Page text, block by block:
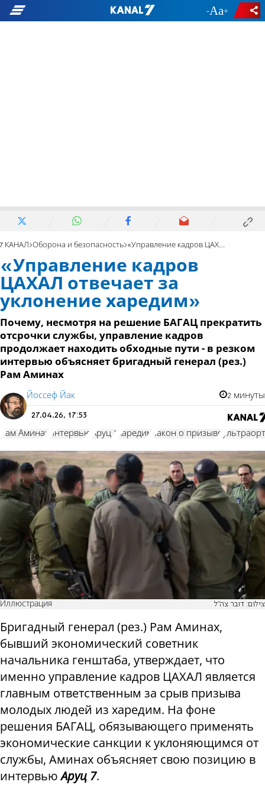
- +
7 КАНАЛ Оборона и безопасность «Управление кадров ЦАХАЛ отвечает за уклонение харедим»
«Управление кадров
ЦАХАЛ отвечает за
уклонение харедим»
Почему, несмотря на решение БАГАЦ прекратить
отсрочки службы, управление кадров
продолжает находить обходные пути - в резком
интервью объясняет бригадный генерал (рез.)
Рам Аминах
Йоссеф Йак 2 минуты
27.04.26, 17:53
Рам Аминах интервью Аруц 7 харедим закон о призыве
Иллюстрация צילום: דובר צה"ל
Бригадный генерал (рез.) Рам Аминах,
бывший экономический советник
начальника генштаба, утверждает, что
именно управление кадров ЦАХАЛ является
главным ответственным за срыв призыва
молодых людей из харедим. На фоне
решения БАГАЦ, обязывающего применять
экономические санкции к уклоняющимся от
службы, Аминах объясняет свою позицию в
интервьюАруц 7.